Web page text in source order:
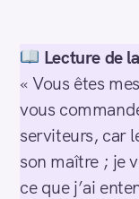
Lecture de
« Vous êtes
vous
serviteurs, car
son maître ; je
ce que j’ai